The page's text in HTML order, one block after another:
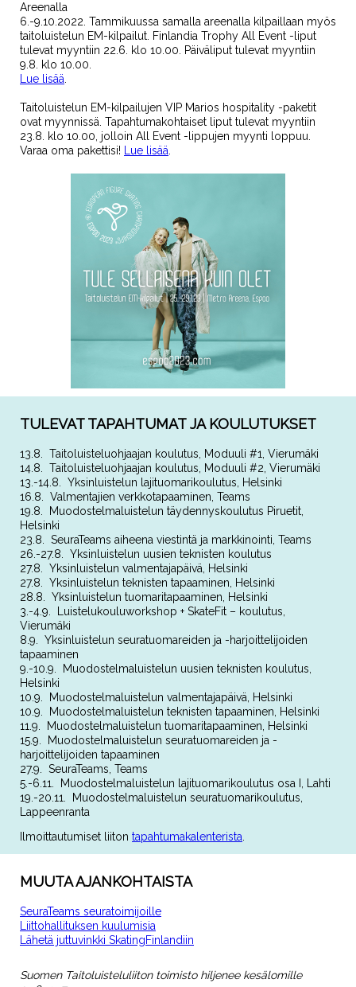
Areenalla
6.-9.10.2022. Tammikuussa samalla areenalla kilpaillaan myös
taitoluistelun EM-kilpailut. Finlandia Trophy All Event -liput
tulevat myyntiin 22.6. klo 10.00. Päiväliput tulevat myyntiin
9.8. klo 10.00.
Lue lisää
Taitoluistelun EM-kilpailujen VIP Marios hospitality -paketit
ovat myynnissä. Tapahtumakohtaiset liput tulevat myyntiin
23.8. klo 10.00, jolloin All Event -lippujen myynti loppuu.
Varaa oma pakettisi!
Lue lisää
TULEVAT TAPAHTUMAT JA KOULUTUKSET
13.8. Taitoluisteluohjaajan koulutus, Moduuli #1, Vierumäki
14.8. Taitoluisteluohjaajan koulutus, Moduuli #2, Vierumäki
13.-14.8. Yksinluistelun lajituomarikoulutus, Helsinki
16.8. Valmentajien verkkotapaaminen, Teams
19.8. Muodostelmaluistelun täydennyskoulutus Piruetit,
Helsinki
23.8. SeuraTeams aiheena viestintä ja markkinointi, Teams
26.-27.8. Yksinluistelun uusien teknisten koulutus
27.8. Yksinluistelun valmentajapäivä, Helsinki
27.8. Yksinluistelun teknisten tapaaminen, Helsinki
28.8. Yksinluistelun tuomaritapaaminen, Helsinki
3.-4.9. Luistelukouluworkshop + SkateFit – koulutus,
Vierumäki
8.9. Yksinluistelun seuratuomareiden ja -harjoittelijoiden
tapaaminen
9.-10.9. Muodostelmaluistelun uusien teknisten koulutus,
Helsinki
10.9. Muodostelmaluistelun valmentajapäivä, Helsinki
10.9. Muodostelmaluistelun teknisten tapaaminen, Helsinki
11.9. Muodostelmaluistelun tuomaritapaaminen, Helsinki
15.9. Muodostelmaluistelun seuratuomareiden ja -
harjoittelijoiden tapaaminen
27.9. SeuraTeams, Teams
5.-6.11. Muodostelmaluistelun lajituomarikoulutus osa I, Lahti
19.-20.11. Muodostelmaluistelun seuratuomarikoulutus,
Lappeenranta
Ilmoittautumiset liiton tapahtumakalenterista
MUUTA AJANKOHTAISTA
SeuraTeams seuratoimijoille
Liittohallituksen kuulumisia
Lähetä juttuvinkki SkatingFinlandiin
Suomen Taitoluisteluliiton toimisto hiljenee kesälomille